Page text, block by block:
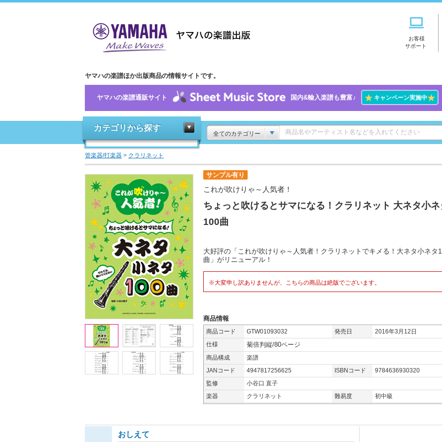
お客様
サポート
ヤマハの楽譜ほか出版商品の情報サイトです。
ヤマハの楽譜通販サイト 国内&輸入楽譜も豊富♪ ★キャンペーン実施中★
カテゴリから探す
全てのカテゴリー
管楽器/打楽器 > クラリネット
サンプル有り
これが吹けりゃ～人気者！
ちょっと吹けるとサマになる！クラリネット 大ネタ小ネ
100曲
大好評の「これが吹けりゃ～人気者！クラリネットでキメる！大ネタ小ネタ
曲」がリニューアル！
※大変申し訳ありませんが、こちらの商品は絶版でございます。
商品情報
商品コード GTW01093032 発売日
2016年3月12日
仕様
菊倍判縦/80ページ
商品構成
楽譜
JANコード
4947817256625 ISBNコード
9784636930320
監修
小谷口 直子
楽器
クラリネット 難易度 初中級
おしえて